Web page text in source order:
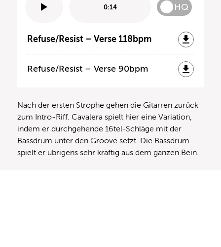
0:14 HQ
Refuse/Resist – Verse 118bpm
Refuse/Resist – Verse 90bpm
Nach der ersten Strophe gehen die Gitarren zurück
zum Intro-Riff. Cavalera spielt hier eine Variation,
indem er durchgehende 16tel-Schläge mit der
Bassdrum unter den Groove setzt. Die Bassdrum
spielt er übrigens sehr kräftig aus dem ganzen Bein.